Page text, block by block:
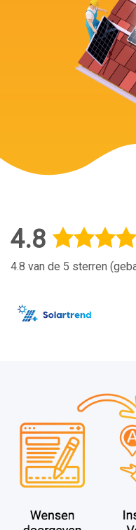
4.8
4.8 van de 5 sterren